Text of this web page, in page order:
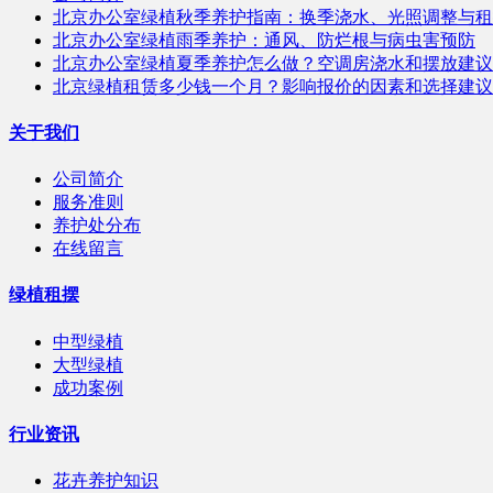
北京办公室绿植秋季养护指南：换季浇水、光照调整与
北京办公室绿植雨季养护：通风、防烂根与病虫害预防
北京办公室绿植夏季养护怎么做？空调房浇水和摆放建议
北京绿植租赁多少钱一个月？影响报价的因素和选择建议
关于我们
公司简介
服务准则
养护处分布
在线留言
绿植租摆
中型绿植
大型绿植
成功案例
行业资讯
花卉养护知识